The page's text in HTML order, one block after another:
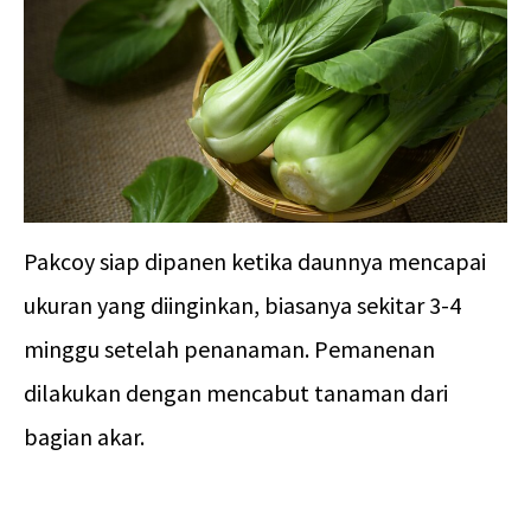
Pakcoy siap dipanen ketika daunnya mencapai
ukuran yang diinginkan, biasanya sekitar 3-4
minggu setelah penanaman. Pemanenan
dilakukan dengan mencabut tanaman dari
bagian akar.